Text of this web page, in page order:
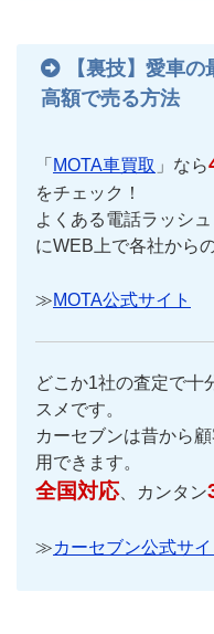
【裏技】愛車
高額で売る方法
「 MOTA車買取 」なら
をチェック！
よくある電話ラッシ
にWEB上で各社から
≫MOTA公式サイト
どこか1社の査定で十
スメです。
カーセブンは昔から
用できます。
全国対応、カンタン
≫カーセブン公式サイ